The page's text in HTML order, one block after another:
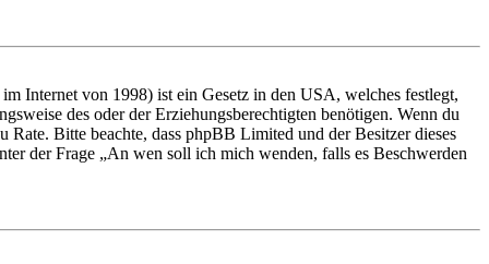
Internet von 1998) ist ein Gesetz in den USA, welches festlegt,
des oder der Erziehungsberechtigten benötigen. Wenn du
Bitte beachte, dass phpBB Limited und der Besitzer dieses
der Frage „An wen soll ich mich wenden, falls es Beschwerden